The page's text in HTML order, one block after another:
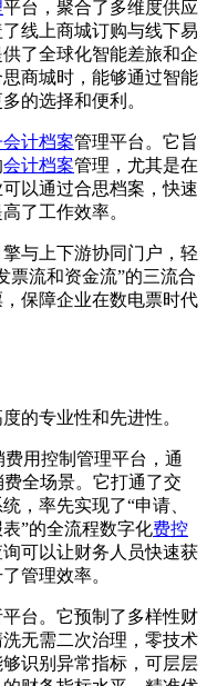
平台，聚合了多维度供应
线上商城订购与线下易
了全球化智能差旅和企
商城时，能够通过智能
的选择和便利。
会计档案管理平台。它旨
会计档案管理，尤其是在
以通过合思档案，快速
了工作效率。
与上下游协同门户，轻
票流和资金流”的三流合
保障企业在数电票时代
的专业性和先进性。
用控制管理平台，通
全场景。它打通了交
，率先实现了“申请、
”的全流程数字化费控
可以让财务人员快速获
管理效率。
台。它预制了多样性财
无需二次治理，零技术
识别异常指标，可层层